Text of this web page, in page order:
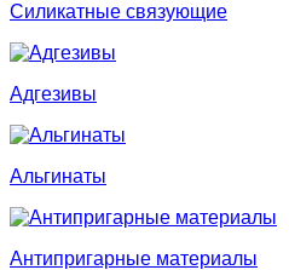
Cиликатные связующие
Адгезивы
Альгинаты
Антипригарные материалы